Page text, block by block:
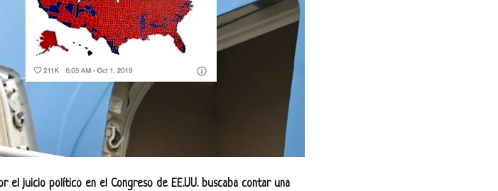
el juicio político en el Congreso de EE.UU. buscaba contar una